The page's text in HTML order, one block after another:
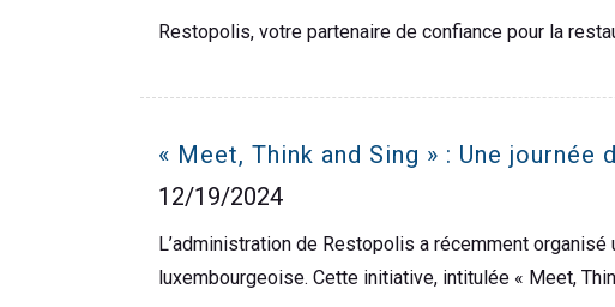
Restopolis, votre partenaire de confiance pour la
« Meet, Think and Sing » : Une
12/19/2024
L’administration de Restopolis a récemment
luxembourgeoise. Cette initiative, intitulée « Meet,